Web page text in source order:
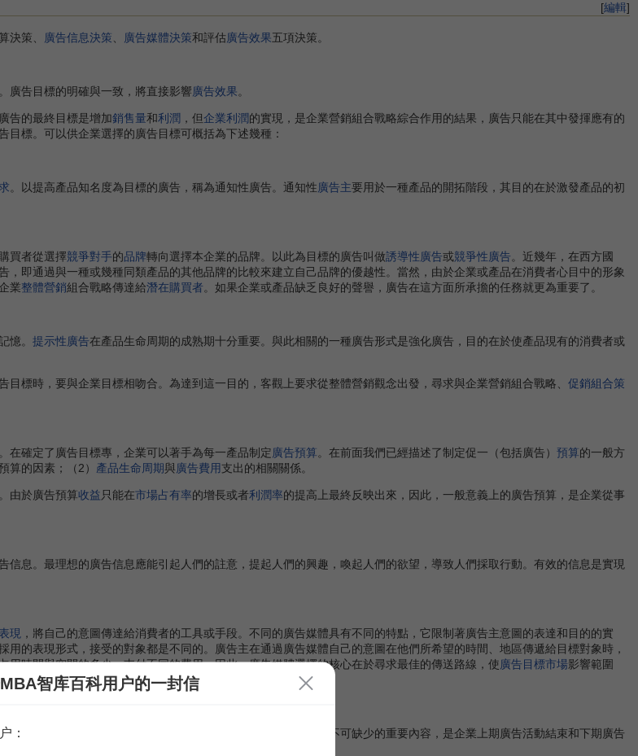
[編輯]
策、 廣告信息決策 廣告媒體決策和評估廣告效果五項決策。
告目標的明確與一致，將直接影響廣告效果。
告的最終目標是增加銷售量和利潤 ，但企業利潤的實現，是企業營銷組合戰略綜合作用的結果，廣告只能在其中發揮應有的
標。可以供企業選擇的廣告目標可概括為下述幾種：
。以提高產品知名度為目標的廣告，稱為通知性廣告。通知性廣告主要用於一種產品的開拓階段，其目的在於激發產品的初
買者從選擇競爭對手的品牌轉向選擇本企業的品牌。以此為目標的廣告叫做誘導性廣告或競爭性廣告。近幾年，在西方國
，即通過與一種或幾種同類產品的其他品牌的比較來建立自己品牌的優越性。當然，由於企業或產品在消費者心目中的形象
業整體營銷組合戰略傳達給潛在購買者。如果企業或產品缺乏良好的聲譽，廣告在這方面所承擔的任務就更為重要了。
憶。 提示性廣告在產品生命周期的成熟期十分重要。與此相關的一種廣告形式是強化廣告，目的在於使產品現有的消費者或
目標時，要與企業目標相吻合。為達到這一目的，客觀上要求從整體營銷觀念出發，尋求與企業營銷組合戰略、 促銷組合策
確定了廣告目標專，企業可以著手為每一產品制定廣告預算。在前面我們已經描述了制定促一（包括廣告） 預算的一般方
算的因素；（2） 產品生命周期與廣告費用支出的相關關係。
由於廣告預算收益 只能在市場占有率的增長或者利潤率的提高上最終反映出來，因此，一般意義上的廣告預算，是企業從事
息。最理想的廣告信息應能引起人們的註意，提起人們的興趣，喚起人們的欲望，導致人們採取行動。有效的信息是實現
現 ，將自己的意圖傳達給消費者的工具或手段。不同的廣告媒體具有不同的特點，它限制著廣告主意圖的表達和目的的實
用的表現形式，接受的對象都是不同的。廣告主在通過廣告媒體自己的意圖在他們所希望的時間、地區傳遞給目標對象時，
用時間與空間的多少，支付不同的費用。因此，廣告媒體選擇的核心在於尋求最佳的傳送路線，使廣告目標市場影響範圍
告效果的測定。測定和評價廣告效果，是完整的廣告活動過程中不可缺少的重要內容，是企業上期廣告活動結束和下期廣告
智库百科用户的一封信
：